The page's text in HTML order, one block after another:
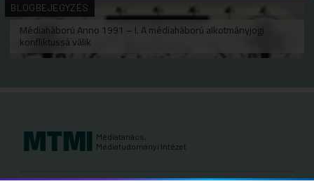
BLOGBEJEGYZÉS
Médiaháború Anno 1991 – I. A médiaháború alkotmányjogi
konfliktussá válik
Médiatanács,
Médiatudományi Intézet